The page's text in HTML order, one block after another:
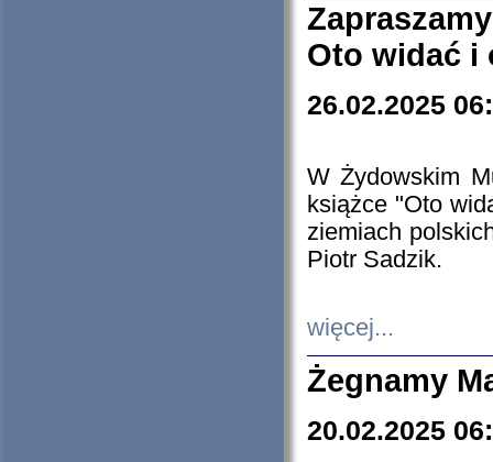
Oto widać i
26.02.2025
W Żydowskim
książce "Oto
ziemiach
Piotr Sadzik.
więcej...
Żegnamy
20.02.2025